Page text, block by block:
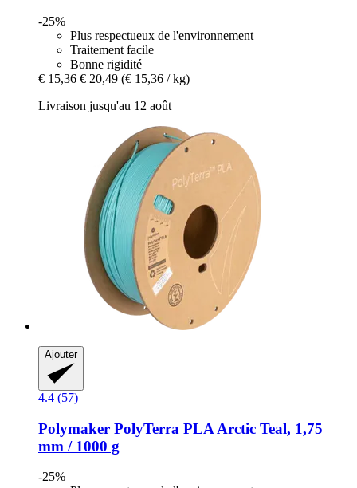
-25%
Plus respectueux de l'environnement
Traitement facile
Bonne rigidité
€ 15,36 € 20,49 (€ 15,36 / kg)
Livraison jusqu'au 12 août
Ajouter
4.4 (57)
Polymaker PolyTerra PLA Arctic Teal, 1,75
mm / 1000 g
-25%